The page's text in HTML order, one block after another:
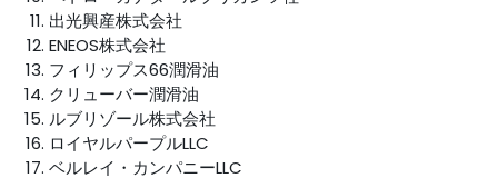
出光興産株式会社
ENEOS株式会社
フィリップス66潤滑油
クリューバー潤滑油
ルブリゾール株式会社
ロイヤルパープルLLC
ベルレイ・カンパニーLLC